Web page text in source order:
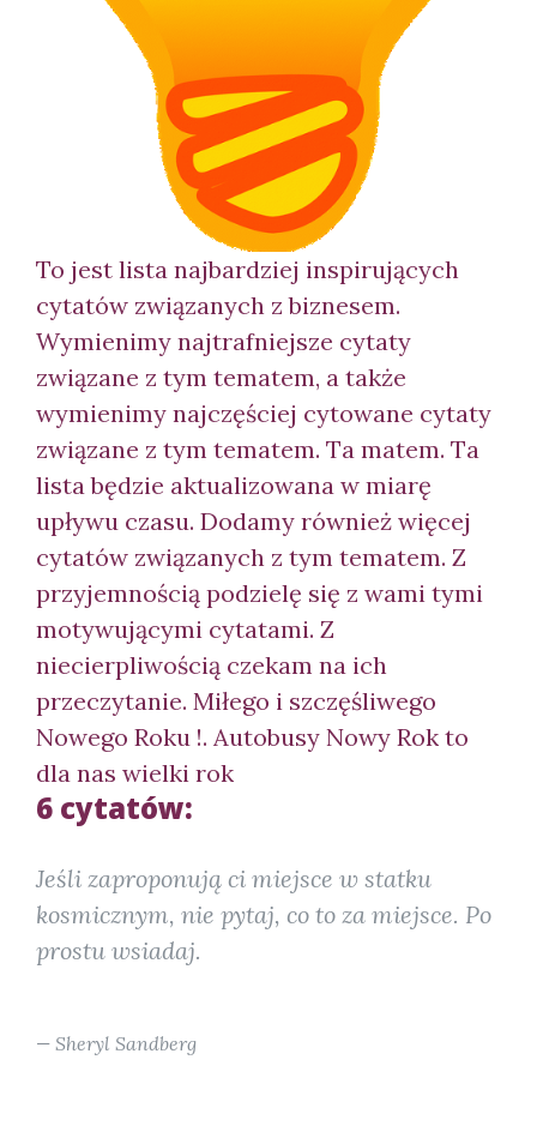
To jest lista najbardziej inspirujących
cytatów związanych z biznesem.
Wymienimy najtrafniejsze cytaty
związane z tym tematem, a także
wymienimy najczęściej cytowane cytaty
związane z tym tematem. Ta matem. Ta
lista będzie aktualizowana w miarę
upływu czasu. Dodamy również więcej
cytatów związanych z tym tematem. Z
przyjemnością podzielę się z wami tymi
motywującymi cytatami. Z
niecierpliwością czekam na ich
przeczytanie. Miłego i szczęśliwego
Nowego Roku !. Autobusy Nowy Rok to
dla nas wielki rok
6 cytatów:
Jeśli zaproponują ci miejsce w statku
kosmicznym, nie pytaj, co to za miejsce. Po
prostu wsiadaj.
Sheryl Sandberg